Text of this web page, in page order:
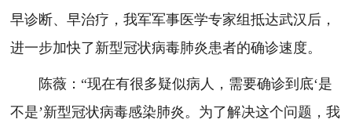
早诊断、早治疗，我军军事医学专家组抵达武汉后，
进一步加快了新型冠状病毒肺炎患者的确诊速度。
陈薇：“现在有很多疑似病人，需要确诊到底‘是
不是’新型冠状病毒感染肺炎。为了解决这个问题，我